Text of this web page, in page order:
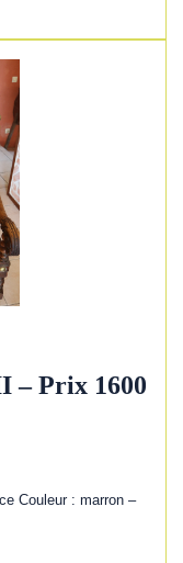
– Prix 1600
Couleur : marron –